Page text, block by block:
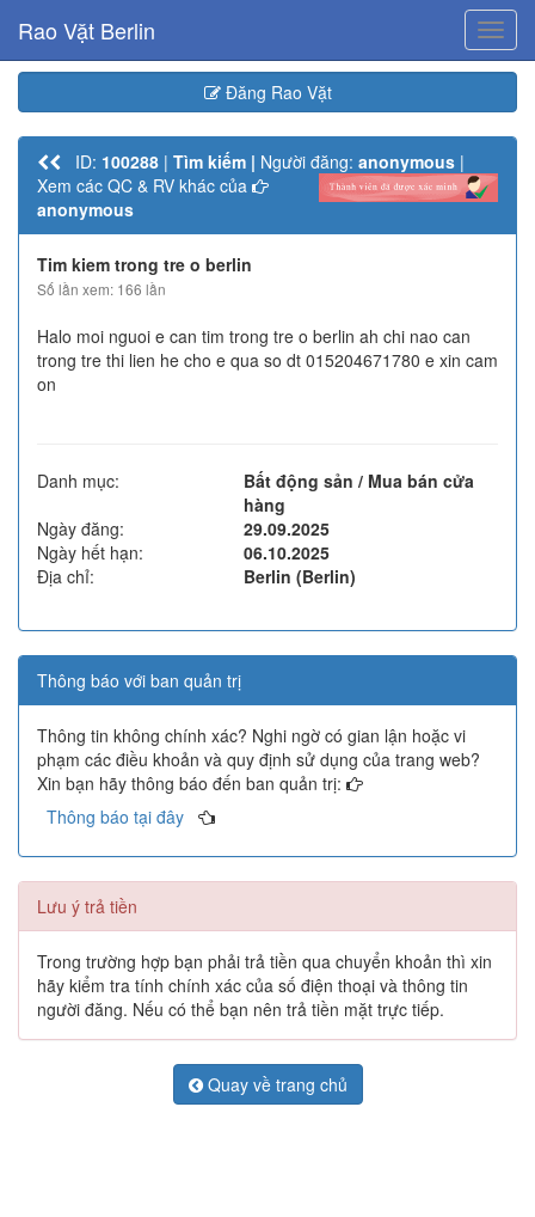
Rao Vặt Berlin
Đăng Rao Vặt
ID: 100288 | Tìm kiếm | Người đăng: anonymous |
Xem các QC & RV khác của
anonymous
Tim kiem trong tre o berlin
Số lần xem: 166 lần
Halo moi nguoi e can tim trong tre o berlin ah chi nao can
trong tre thi lien he cho e qua so dt 015204671780 e xin cam
on
Danh mục:
Bất động sản / Mua bán cửa
hàng
Ngày đăng:
29.09.2025
Ngày hết hạn:
06.10.2025
Địa chỉ:
Berlin (Berlin)
Thông báo với ban quản trị
Thông tin không chính xác? Nghi ngờ có gian lận hoặc vi
phạm các điều khoản và quy định sử dụng của trang web?
Xin bạn hãy thông báo đến ban quản trị:
Thông báo tại đây
Lưu ý trả tiền
Trong trường hợp bạn phải trả tiền qua chuyển khoản thì xin
hãy kiểm tra tính chính xác của số điện thoại và thông tin
người đăng. Nếu có thể bạn nên trả tiền mặt trực tiếp.
Quay về trang chủ